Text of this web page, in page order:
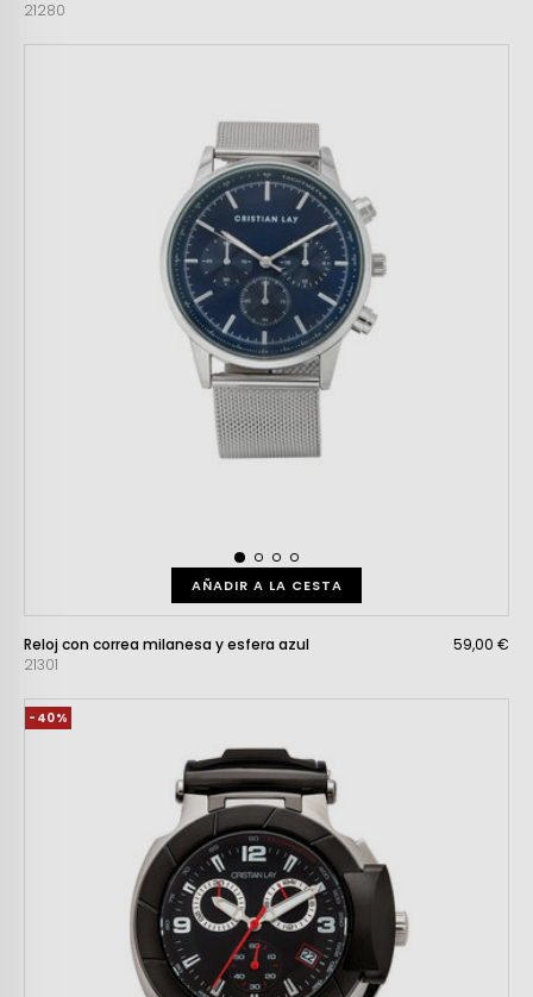
21280
AÑADIR A LA CESTA
Reloj con correa milanesa y esfera azul
21301
59,00 €
-40%